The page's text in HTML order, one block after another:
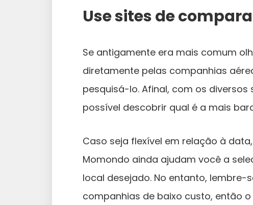
Use sites de
Se antigamente era mais comum
diretamente pelas companhias
pesquisá-lo. Afinal, com os
possível descobrir qual é a mais
Caso seja flexível em relação à
Momondo ainda ajudam você a
local desejado. No entanto,
companhias de baixo custo, então